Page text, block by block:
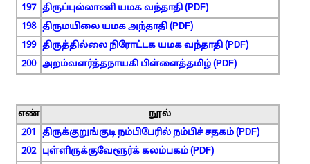
197 திருப்புல்லாணி யமக வந்தாதி (PDF)
198 திருமயிலை யமக அந்தாதி (PDF)
199 திருத்தில்லை நிரோட்டக யமக வந்தாதி (PDF)
200 அறம்வளர்த்தநாயகி பிள்ளைத்தமிழ் (PDF)
எண்
நூல்
201
திருக்குறுங்குடி நம்பிபேரில் நம்பிச் சதகம் (PDF)
202
புள்ளிருக்குவேளூர்க் கலம்பகம் (PDF)